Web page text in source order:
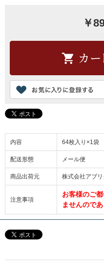
￥
内容 64枚入り×1袋
配送形態 メール便
商品出荷元 株式会社アブ
注意事項
お客様のご
ませんので